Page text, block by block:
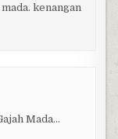
kenangan
Mada…